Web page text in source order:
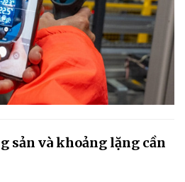
sản và khoảng lặng cần